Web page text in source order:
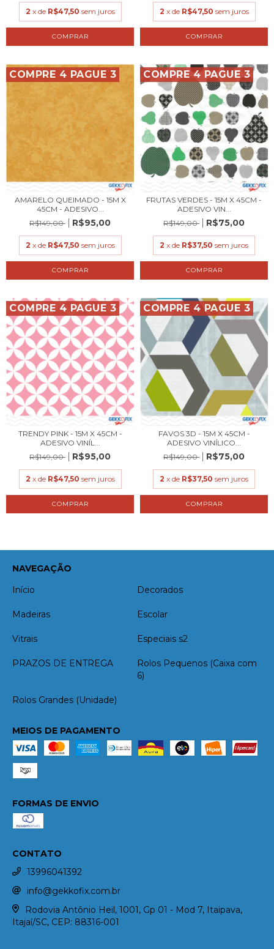
2 x de R$47,50 sem juros 2 x de R$47,50 sem juros
COMPRE 4 PAGUE 3
AMARELO QUEIMADO - 15M X
45CM - ADESIVO...
R$149,00
R$95,00
2 x de R$47,50 sem juros
COMPRE 4 PAGUE 3
FRUTAS VERDES - 15M X 45CM -
ADESIVO VIN...
R$149,00
R$75,00
2 x de R$37,50 sem juros
COMPRE 4 PAGUE 3
TRENDY PINK - 15M X 45CM -
ADESIVO VINÍL...
R$149,00
R$95,00
2 x de R$47,50 sem juros
COMPRE 4 PAGUE 3
FAVOS 3D - 15M X 45CM -
ADESIVO VINÍLICO...
R$149,00
R$75,00
2 x de R$37,50 sem juros
NAVEGAÇÃO
Início
Decorados
Madeiras Escolar
Vitrais Especiais s2
PRAZOS DE ENTREGA
Rolos Pequenos (Caixa com
6)
Rolos Grandes (Unidade)
MEIOS DE PAGAMENTO
FORMAS DE ENVIO
CONTATO
13996041392
info@gekkofix.com.br
Rodovia Antônio Heil, 1001, Gp 01 - Mod 7, Itaipava,
Itajaí/SC, CEP: 88316-001